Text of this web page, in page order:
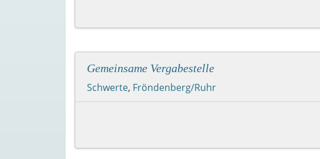
Gemeinsame Vergabestelle
Schwerte, Fröndenberg/Ruhr